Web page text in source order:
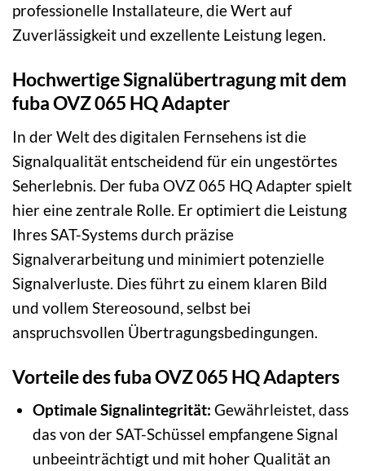
professionelle Installateure, die Wert auf
Zuverlässigkeit und exzellente Leistung legen.
Hochwertige Signalübertragung mit dem
fuba OVZ 065 HQ Adapter
In der Welt des digitalen Fernsehens ist die
Signalqualität entscheidend für ein ungestörtes
Seherlebnis. Der fuba OVZ 065 HQ Adapter spielt
hier eine zentrale Rolle. Er optimiert die Leistung
Ihres SAT-Systems durch präzise
Signalverarbeitung und minimiert potenzielle
Signalverluste. Dies führt zu einem klaren Bild
und vollem Stereosound, selbst bei
anspruchsvollen Übertragungsbedingungen.
Vorteile des fuba OVZ 065 HQ Adapters
Optimale Signalintegrität: Gewährleistet, dass
das von der SAT-Schüssel empfangene Signal
unbeeinträchtigt und mit hoher Qualität an